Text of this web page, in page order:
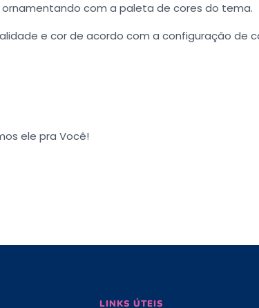
com a paleta de cores do tema.
e cor de acordo com a configuração de
ele pra Você!
LINKS ÚTEIS